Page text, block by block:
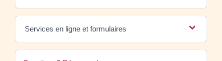
Services en ligne et formulaires